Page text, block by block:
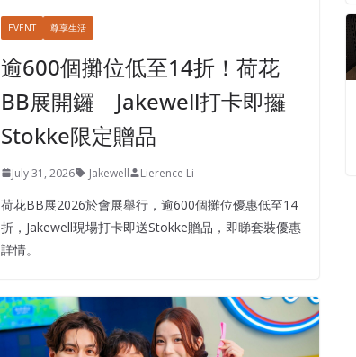
EVENT 尊享生活
逾600個攤位低至14折！荷花
BB展開鑼 Jakewell打卡即攞
Stokke限定贈品
July 31, 2026 Jakewell Lierence Li
荷花BB展2026於會展舉行，逾600個攤位優惠低至14
折，Jakewell現場打卡即送Stokke贈品，即睇套裝優惠
詳情。